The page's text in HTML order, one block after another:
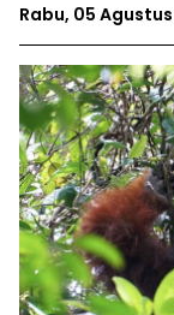
Rabu, 05